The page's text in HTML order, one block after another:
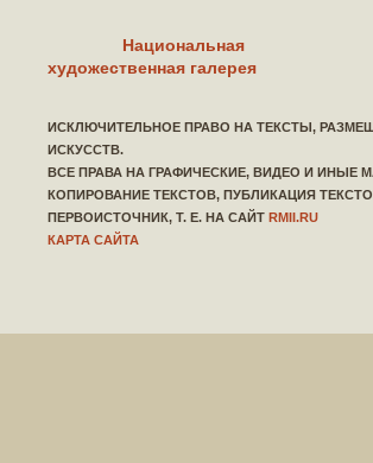
Национальная
художественная галерея
ИСКЛЮЧИТЕЛЬНОЕ ПРАВО НА ТЕКСТЫ,
ИСКУССТВ.
ВСЕ ПРАВА НА ГРАФИЧЕСКИЕ, ВИДЕО И
КОПИРОВАНИЕ ТЕКСТОВ, ПУБЛИКАЦИЯ
ПЕРВОИСТОЧНИК, Т. Е. НА САЙТ RMII.RU
КАРТА САЙТА